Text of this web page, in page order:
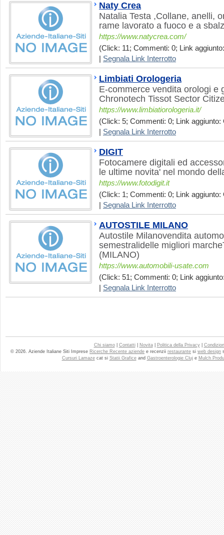
Naty Crea
Natalia Testa ,Collane, anelli,
rame lavorato a fuoco e a
https://www.natycrea.com/
(Click: 11; Commenti: 0; Link
Segnala Link Interrotto
Limbiati Orologeria
E-commerce vendita orologi e
Chronotech Tissot Sector
https://www.limbiatiorologeria.it/
(Click: 5; Commenti: 0; Link aggiunto:
Segnala Link Interrotto
DIGIT
Fotocamere digitali ed
le ultime novita' nel mondo
https://www.fotodigit.it
(Click: 1; Commenti: 0; Link aggiunto:
Segnala Link Interrotto
AUTOSTILE MILANO
Autostile Milanovendita
semestralidelle migliori
(MILANO)
https://www.automobili-usate.com
(Click: 51; Commenti: 0; Link
Segnala Link Interrotto
Chi siamo| Contatti| Novita| Politica della Privacy|
© 2026. Aziende Italiane Siti Imprese Ricerche Recente aziende e recenzii restaurante si web design
Cursuri Lamazecat si Statii Graficeand Gastroenterologie Cluje Mulch